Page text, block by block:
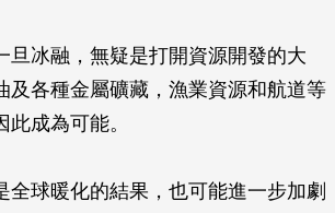
旦冰融，無疑是打開資源開發的大
及各種金屬礦藏，漁業資源和航道等
成為可能。
全球暖化的結果，也可能進一步加劇